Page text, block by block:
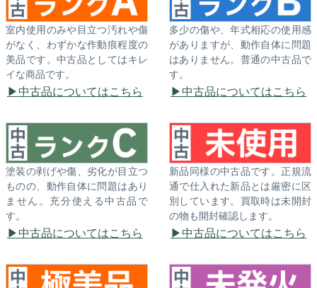
室内使用のみや目立つ汚れや傷
がなく、わずかな作動痕程度の
美品です。中古品としてはキレ
イな商品です。
中古品についてはこちら
多少の傷や、年式相応の使用感
がありますが、動作自体に問題
はありません。普通の中古品で
す。
中古品についてはこちら
塗装の剥げや傷、劣化が目立つ
ものの、動作自体に問題はあり
ません。充分使える中古品で
す。
中古品についてはこちら
新品同様の中古品です。正規流
通で仕入れた新品とは厳密に区
別しています。買取時は未開封
の物も開封確認します。
中古品についてはこちら